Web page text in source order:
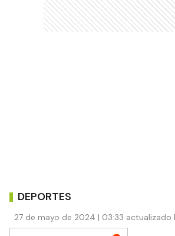
DEPORTES
27 de mayo de 2024 | 03:33 actualizado